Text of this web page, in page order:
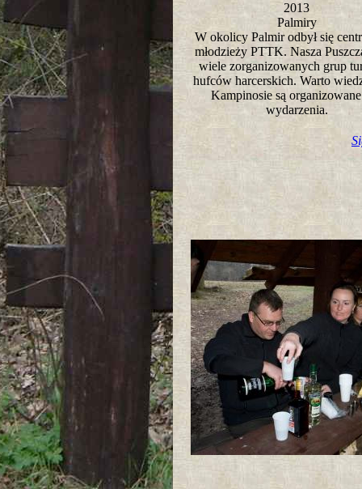
2013
Palmiry
W okolicy Palmir odbył się
młodzieży PTTK. Nasza
wiele zorganizowanych grup
hufców harcerskich. Warto
Kampinosie są
wydarzenia.